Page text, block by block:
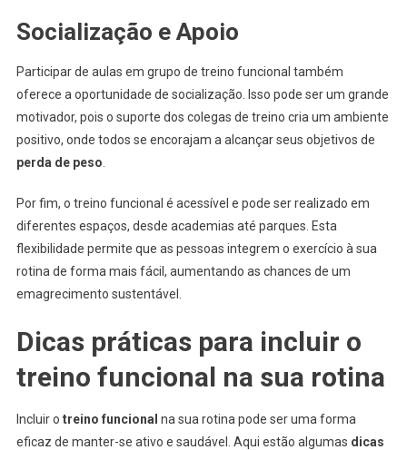
Socialização e Apoio
Participar de aulas em grupo de treino funcional também
oferece a oportunidade de socialização. Isso pode ser um grande
motivador, pois o suporte dos colegas de treino cria um ambiente
positivo, onde todos se encorajam a alcançar seus objetivos de
perda de peso
Por fim, o treino funcional é acessível e pode ser realizado em
diferentes espaços, desde academias até parques. Esta
flexibilidade permite que as pessoas integrem o exercício à sua
rotina de forma mais fácil, aumentando as chances de um
emagrecimento sustentável.
Dicas práticas para incluir o
treino funcional na sua rotina
Incluir o treino funcional na sua rotina pode ser uma forma
eficaz de manter-se ativo e saudável. Aqui estão algumas dicas